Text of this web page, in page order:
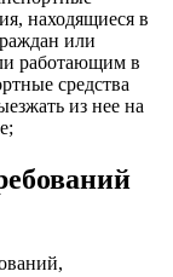
находящиеся в
или
работающим в
средства
из нее на